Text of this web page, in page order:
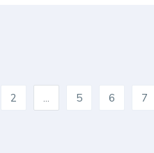
2 ... 5 6 7